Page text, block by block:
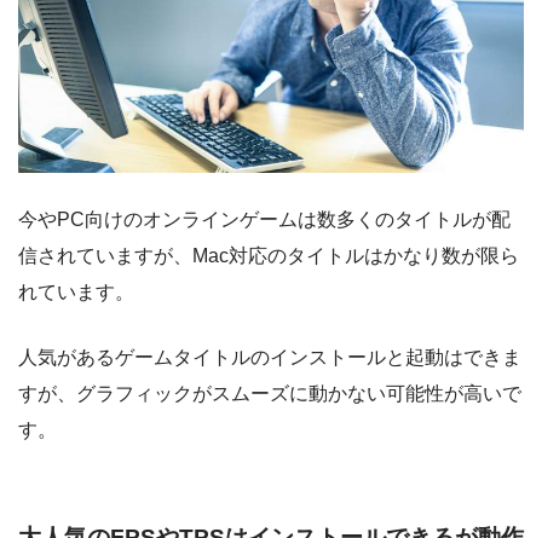
今やPC向けのオンラインゲームは数多くのタイトルが配
信されていますが、Mac対応のタイトルはかなり数が限ら
れています。
人気があるゲームタイトルのインストールと起動はできま
すが、グラフィックがスムーズに動かない可能性が高いで
す。